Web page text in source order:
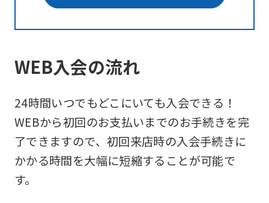
WEB入会の流れ
24時間いつでもどこにいても入会できる！
WEBから初回のお支払いまでのお手続きを完
了できますので、初回来店時の入会手続きに
かかる時間を大幅に短縮することが可能で
す。